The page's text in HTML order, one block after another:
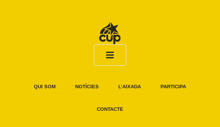
QUI SOM NOTÍCIES L’AIXADA PARTICIPA
CONTACTE